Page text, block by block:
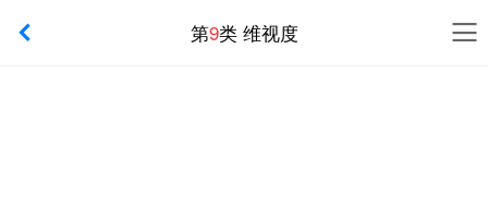
第9类 维视度